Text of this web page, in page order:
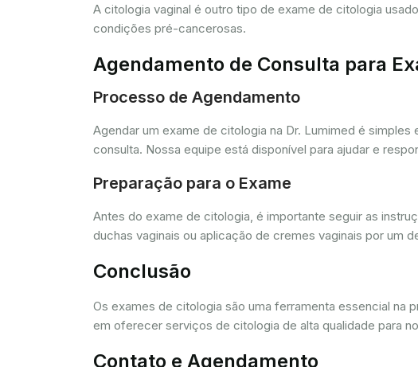
A citologia vaginal é outro tipo de exame de citologia
condições pré-cancerosas.
Agendamento de Consulta para
Processo de Agendamento
Agendar um exame de citologia na Dr. Lumimed é
consulta. Nossa equipe está disponível para ajudar e
Preparação para o Exame
Antes do exame de citologia, é importante seguir as
duchas vaginais ou aplicação de cremes vaginais por um
Conclusão
Os exames de citologia são uma ferramenta essencial
em oferecer serviços de citologia de alta qualidade para
Contato e Agendamento